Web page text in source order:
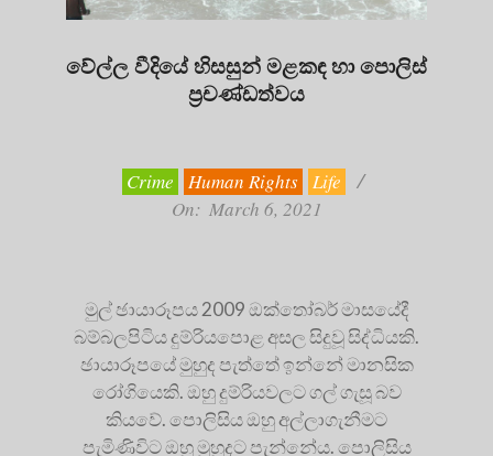
වේල්ල වීදියේ හිසසුන් මළකඳ හා පොලිස්
ප්‍රචණ්ඩත්වය
Crime Human Rights Life
On: March 6, 2021
මුල් ඡායාරූපය 2009 ඔක්තෝබර් මාසයේදී
බම්බලපිටිය දුම්රියපොළ අසල සිදුවූ සිද්ධියකි.
ඡායාරූපයේ මුහුද පැත්තේ ඉන්නේ මානසික
රෝගියෙකි. ඔහු දුම්රියවලට ගල් ගැසූ බව
කියවේ. පොලිසිය ඔහු අල්ලාගැනීමට
පැමිණිවිට ඔහු මුහුදට පැන්නේය. පොලිසිය